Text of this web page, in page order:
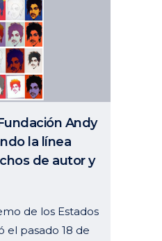
Andy
la línea
de autor y
de los Estados
el pasado 18 de